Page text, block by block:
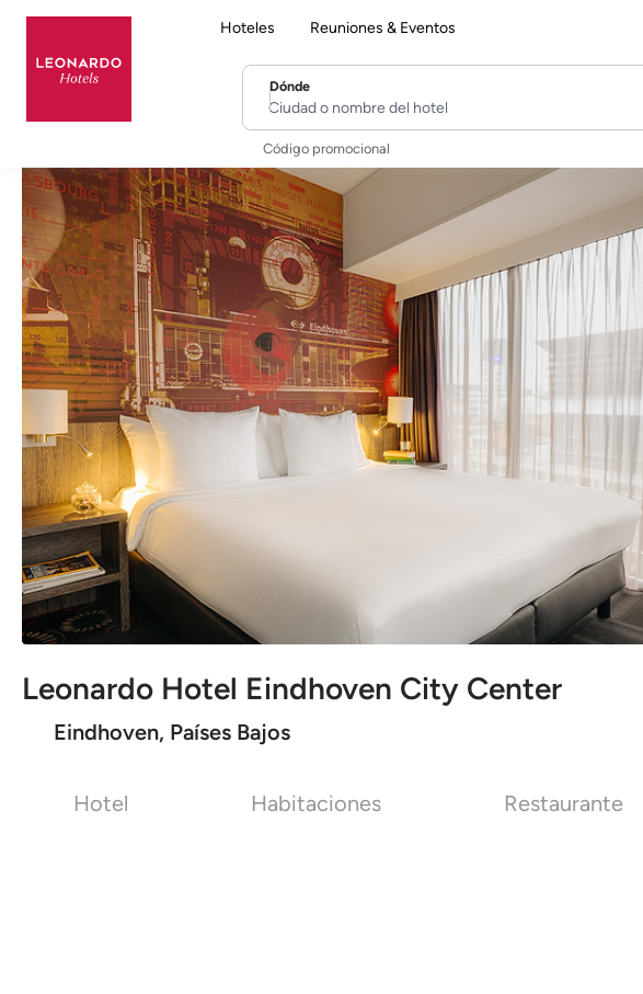
Hoteles Reuniones & Eventos
Leonardo Hotel Eindhoven City Center
Eindhoven, Países Bajos
Dónde
Ciudad o nombre del hotel
Código promocional
Hotel Habitaciones Restaurante